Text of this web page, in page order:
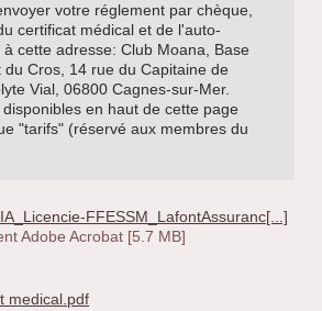
votre réglement par chèque,
certificat médical et de l'auto-
cette adresse: Club Moana, Base
du Cros, 14 rue du Capitaine de
Vial, 06800 Cagnes-sur-Mer.
en haut de cette page
"tarifs" (réservé aux membres du
FFESSM_LafontAssuranc[...]
Adobe Acrobat [5.7 MB]
medical.pdf